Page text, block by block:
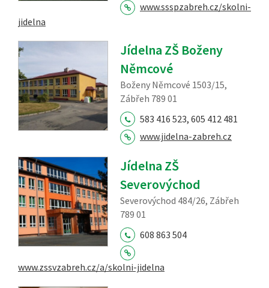
www.ssspzabreh.cz/skolni-
jidelna
Jídelna ZŠ Boženy
Němcové
Boženy Němcové 1503/15,
Zábřeh 789 01
583 416 523, 605 412 481
www.jidelna-zabreh.cz
Jídelna ZŠ
Severovýchod
Severovýchod 484/26, Zábřeh
789 01
608 863 504
www.zssvzabreh.cz/a/skolni-jidelna